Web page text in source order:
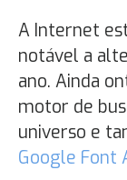
A Internet
notável a
ano. Ainda
motor de
universo e
Google Font